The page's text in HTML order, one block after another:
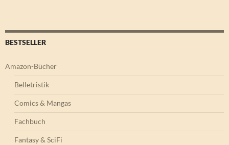
BESTSELLER
Amazon-Bücher
Belletristik
Comics & Mangas
Fachbuch
Fantasy & SciFi